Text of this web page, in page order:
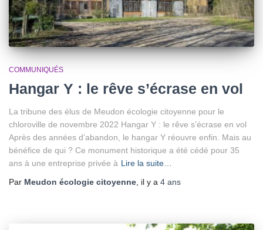
COMMUNIQUÉS
Hangar Y : le rêve s’écrase en vol
La tribune des élus de Meudon écologie citoyenne pour le
chloroville de novembre 2022 Hangar Y : le rêve s’écrase en vol
Après des années d’abandon, le hangar Y réouvre enfin. Mais au
bénéfice de qui ? Ce monument historique a été cédé pour 35
ans à une entreprise privée à Lire la suite…
Par Meudon écologie citoyenne , il y a 4 ans